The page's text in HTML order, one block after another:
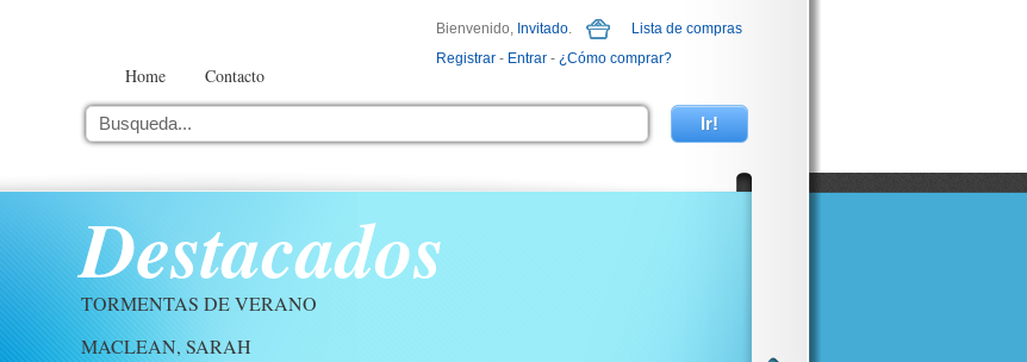
Home Contacto
Bienvenido, Invitado.
Lista de compras
Registrar - Entrar - ¿Cómo comprar?
Destacados
TORMENTAS DE VERANO
MACLEAN, SARAH